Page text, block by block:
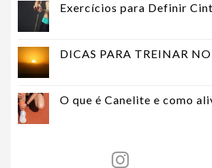
Exercícios para Definir
DICAS PARA TREINAR
O que é Canelite e como